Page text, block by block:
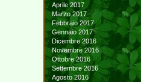
Aprile 2017
Marzo 2017
Febbraio 2017
Gennaio 2017
Dicembre 2016
Novembre 2016
Ottobre 2016
Settembre 2016
Agosto 2016